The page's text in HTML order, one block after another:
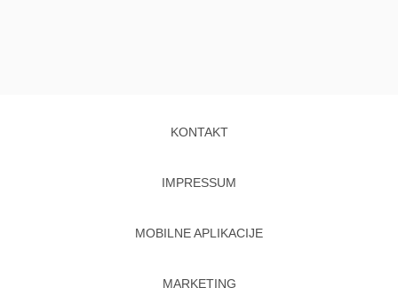
KONTAKT
IMPRESSUM
MOBILNE APLIKACIJE
MARKETING